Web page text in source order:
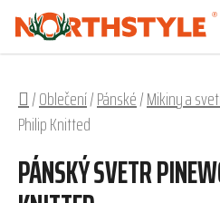
Přejít
obsah
Domů
/Oblečení/Pánské/Mikiny a
Philip Knitted
PÁNSKÝ SVETR